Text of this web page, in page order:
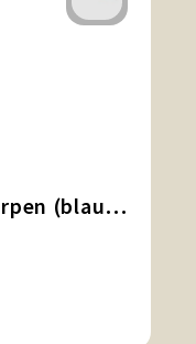
Delfina telefoonhouderpen (blauwe inkt)